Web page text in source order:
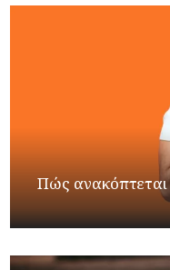
Πώς ανακόπτεται